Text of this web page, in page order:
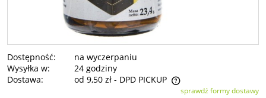
Dostępność:
na wyczerpaniu
Wysyłka w:
24 godziny
Dostawa:
od 9,50 zł - DPD PICKUP
Cena nie zawiera ewentualnych kosztów płatnościsprawdź formy dostawy